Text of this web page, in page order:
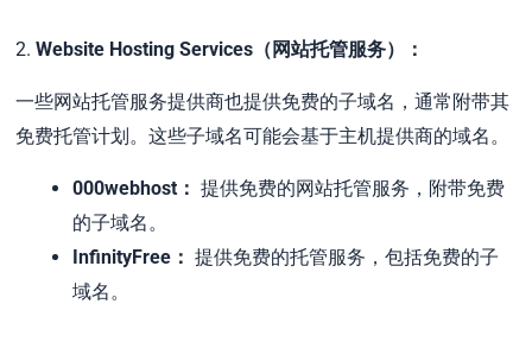
2.Website Hosting Services（网站托管服务）：
一些网站托管服务提供商也提供免费的子域名，通常附带其
免费托管计划。这些子域名可能会基于主机提供商的域名。
000webhost： 提供免费的网站托管服务，附带免费
的子域名。
InfinityFree： 提供免费的托管服务，包括免费的子
域名。